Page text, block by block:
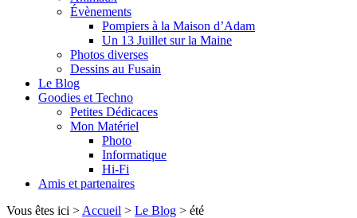
Évènements
Pompiers à la Maison d’Adam
Un 13 Juillet sur la Maine
Photos diverses
Dessins au Fusain
Le Blog
Goodies et Techno
Petites Dédicaces
Mon Matériel
Photo
Informatique
Hi-Fi
Amis et partenaires
Vous êtes ici > Accueil > Le Blog > été